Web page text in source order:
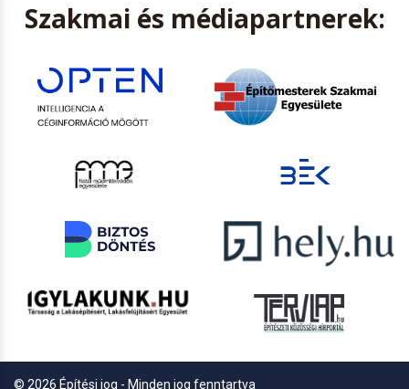
Szakmai és médiapartnerek:
© 2026 Építési jog - Minden jog fenntartva